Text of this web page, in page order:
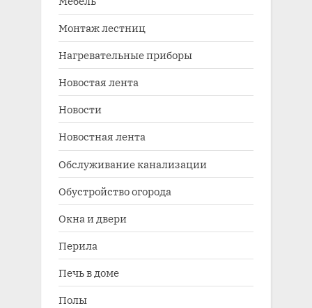
Монтаж лестниц
Нагревательные приборы
Новостая лента
Новости
Новостная лента
Обслуживание канализации
Обустройство огорода
Окна и двери
Перила
Печь в доме
Полы